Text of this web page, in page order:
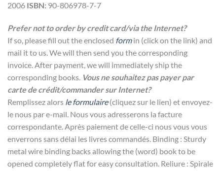
2006 ISBN: 90-806978-7-7
Prefer not to order by credit card/via the Internet?
If so, please fill out the enclosed formin (click on the link) and
mail it to us. We will then send you the corresponding
invoice. After payment, we will immediately ship the
corresponding books. Vous ne souhaitez pas payer par
carte de crédit/commander sur Internet?
Remplissez alors le formulaire(cliquez sur le lien) et envoyez-
le nous par e-mail. Nous vous adresserons la facture
correspondante. Après paiement de celle-ci nous vous vous
enverrons sans délai les livres commandés. Binding : Sturdy
metal wire binding backs allowing the (word) book to be
opened completely flat for easy consultation. Reliure : Spirale